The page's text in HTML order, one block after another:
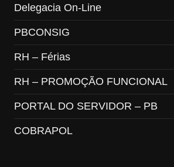
Delegacia On-Line
PBCONSIG
RH – Férias
RH – PROMOÇÃO FUNCIONAL
PORTAL DO SERVIDOR – PB
COBRAPOL